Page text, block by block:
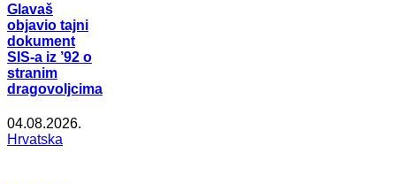
Glavaš
objavio tajni
dokument
SIS-a iz ’92 o
stranim
dragovoljcima
04.08.2026.
Hrvatska